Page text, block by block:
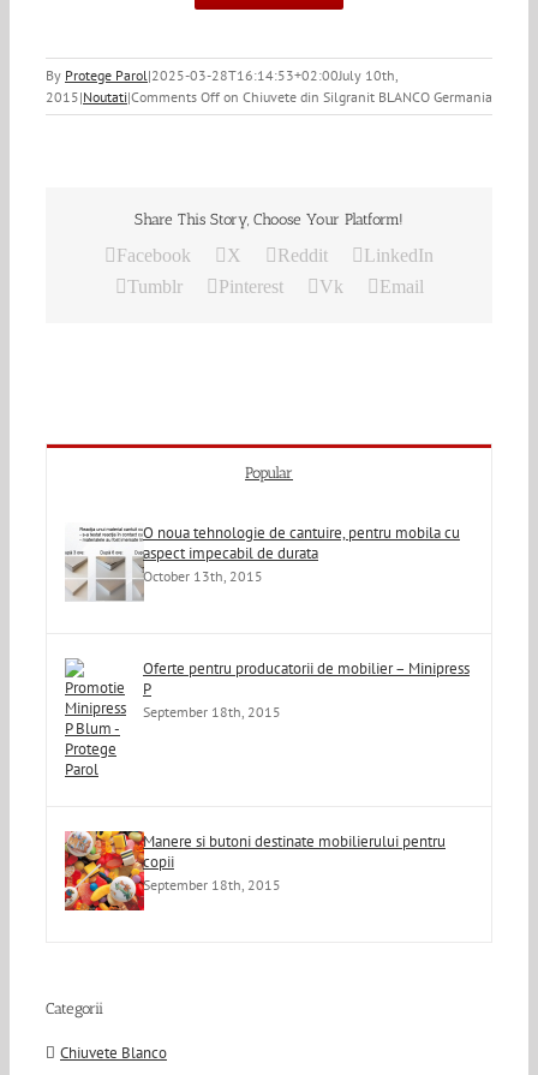
By Protege Parol|2025-03-28T16:14:53+02:00July 10th,
2015|Noutati|Comments Off on Chiuvete din Silgranit BLANCO Germania
Share This Story, Choose Your Platform!
Facebook X Reddit
LinkedIn
Tumblr
Pinterest Vk Email
Popular
O noua tehnologie de cantuire, pentru mobila cu
aspect impecabil de durata
October 13th, 2015
Oferte pentru producatorii de mobilier – Minipress
P
September 18th, 2015
Manere si butoni destinate mobilierului pentru
copii
September 18th, 2015
Categorii
Chiuvete Blanco